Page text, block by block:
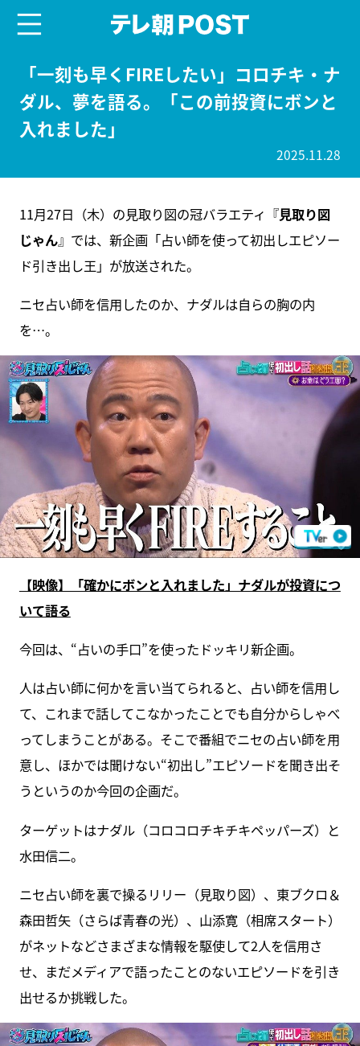
「一刻も早くFIREしたい」コロチキ・ナ
ダル、夢を語る。「この前投資にボンと
入れました」
2025.11.28
11月27日（木）の見取り図の冠バラエティ『見取り図
じゃん』では、新企画「占い師を使って初出しエピソー
ド引き出し王」が放送された。
ニセ占い師を信用したのか、ナダルは自らの胸の内
を…。
【映像】「確かにボンと入れました」ナダルが投資につ
いて語る
今回は、“占いの手口”を使ったドッキリ新企画。
人は占い師に何かを言い当てられると、占い師を信用し
て、これまで話してこなかったことでも自分からしゃべ
ってしまうことがある。そこで番組でニセの占い師を用
意し、ほかでは聞けない“初出し”エピソードを聞き出そ
うというのか今回の企画だ。
ターゲットはナダル（コロコロチキチキペッパーズ）と
水田信二。
ニセ占い師を裏で操るリリー（見取り図）、東ブクロ＆
森田哲矢（さらば青春の光）、山添寛（相席スタート）
がネットなどさまざまな情報を駆使して2人を信用さ
せ、まだメディアで語ったことのないエピソードを引き
出せるか挑戦した。